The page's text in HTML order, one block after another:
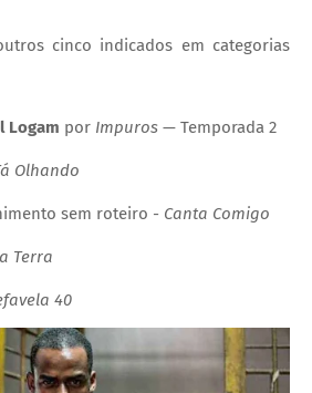
cinco indicados em categorias
Logam por Impuros — Temporada 2
Olhando
sem roteiro - Canta Comigo
Terra
40